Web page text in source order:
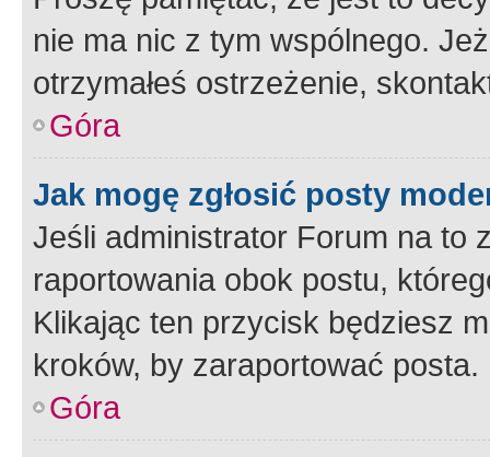
nie ma nic z tym wspólnego.
otrzymałeś ostrzeżenie,
Góra
Jak mogę zgłosić posty
Jeśli administrator Forum na to
raportowania obok postu,
Klikając ten przycisk będziesz
kroków, by zaraportować posta.
Góra